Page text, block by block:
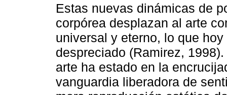
Estas nuevas dinámicas de
corpórea desplazan al arte
universal y eterno, lo que
despreciado (Ramirez,
arte ha estado en la
vanguardia liberadora de